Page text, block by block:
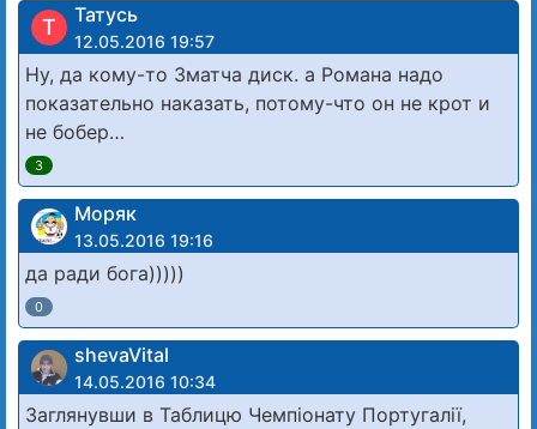
Т Татусь
12.05.2016 19:57
Ну, да кому-то 3матча диск. а Романа надо
показательно наказать, потому-что он не крот и
не бобер…
3
Моряк
13.05.2016 19:16
да ради бога)))))
0
shevaVital
14.05.2016 10:34
Заглянувши в Таблицю Чемпіонату Португалії,